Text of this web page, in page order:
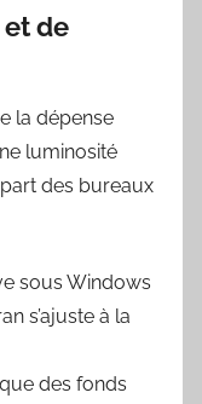
et de
la dépense
luminosité
des bureaux
sous Windows
s’ajuste à la
des fonds